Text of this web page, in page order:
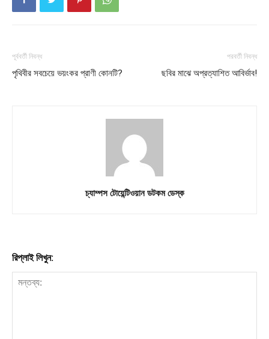
পূর্ববর্তী নিবন্ধ
পৃথিবীর সবচেয়ে ভয়ংকর প্রাণী কোনটি?
পরবর্তী নিবন্ধ
ছবির মাঝে অপ্রত্যাশিত আবির্ভাব!
চ্যাম্পস টোয়েন্টিওয়ান ডটকম ডেস্ক
রিপ্লাই লিখুন: